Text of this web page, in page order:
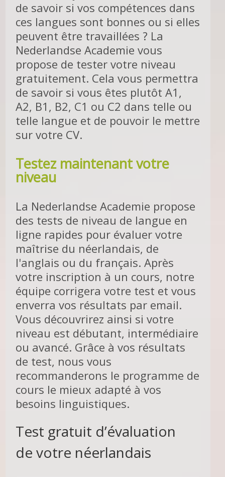
de savoir si vos compétences dans
ces langues sont bonnes ou si elles
peuvent être travaillées ? La
Nederlandse Academie vous
propose de tester votre niveau
gratuitement. Cela vous permettra
de savoir si vous êtes plutôt A1,
A2, B1, B2, C1 ou C2 dans telle ou
telle langue et de pouvoir le mettre
sur votre CV.
Testez maintenant votre
niveau
La Nederlandse Academie propose
des tests de niveau de langue en
ligne rapides pour évaluer votre
maîtrise du néerlandais, de
l'anglais ou du français. Après
votre inscription à un cours, notre
équipe corrigera votre test et vous
enverra vos résultats par email.
Vous découvrirez ainsi si votre
niveau est débutant, intermédiaire
ou avancé. Grâce à vos résultats
de test, nous vous
recommanderons le programme de
cours le mieux adapté à vos
besoins linguistiques.
Test gratuit d’évaluation
de votre néerlandais